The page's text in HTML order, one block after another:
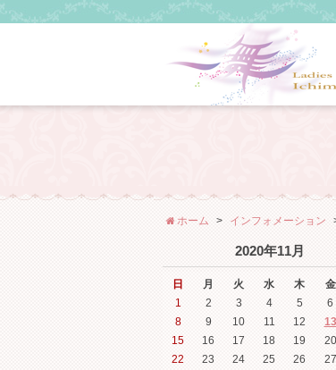
ホーム インフォメーション
2020年11月
日 月 火 水 木 金
1 2 3 4 5 6
8
9 10 11 12 13
15
16 17 18 19 20
22
23 24 25 26 27